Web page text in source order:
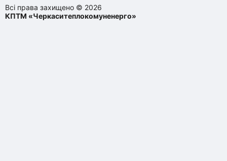
Всі права захищено © 2026
КПТМ «Черкаситеплокомуненерго»